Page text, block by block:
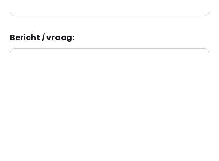
Bericht / vraag: